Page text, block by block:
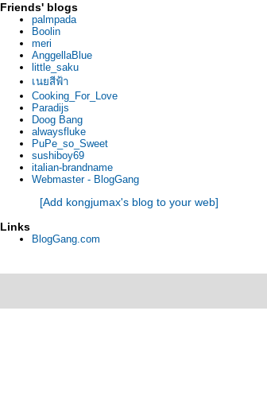
Friends' blogs
palmpada
Boolin
meri
AnggellaBlue
little_saku
เนยสีฟ้า
Cooking_For_Love
Paradijs
Doog Bang
alwaysfluke
PuPe_so_Sweet
sushiboy69
italian-brandname
Webmaster - BlogGang
[Add kongjumax's blog to your web]
Links
BlogGang.com